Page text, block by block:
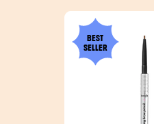
BEST
SELLER